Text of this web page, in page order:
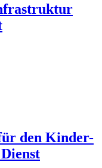
den Kinder-